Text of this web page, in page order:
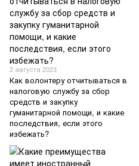
2 августа 2023
Как волонтеру отчитываться в
налоговую службу за сбор
средств и закупку
гуманитарной помощи, и какие
последствия, если этого
избежать?